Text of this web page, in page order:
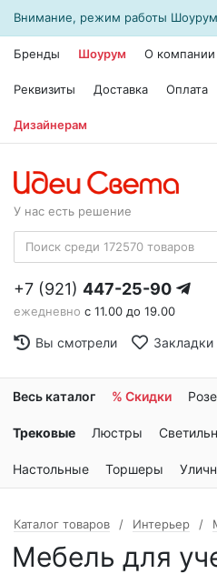
Внимание, режим работы
Бренды Шоурум О компании
Реквизиты Доставка Оплата
Дизайнерам
У нас есть решение
+7 (921) 447-25-90
ежедневно с 11.00 до 19.00
Вы смотрели Закладки
Весь каталог % Скидки
Трековые Люстры
Настольные Торшеры
Каталог товаров Интерьер
Мебель для